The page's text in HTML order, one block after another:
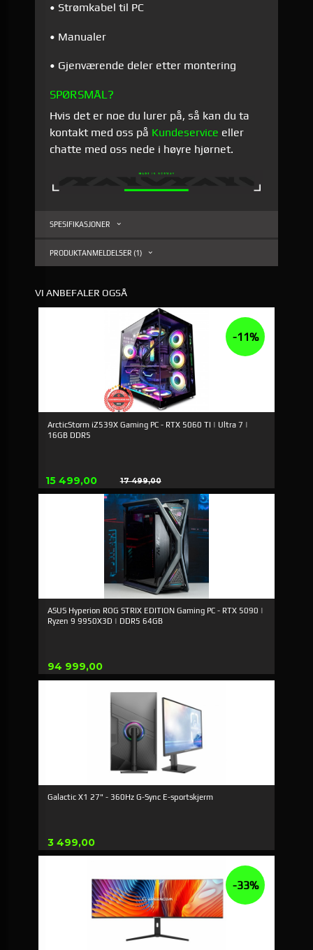
• Strømkabel til PC
• Manualer
• Gjenværende deler etter montering
SPØRSMÅL?
Hvis det er noe du lurer på, så kan du ta
kontakt med oss på Kundeservice eller
chatte med oss nede i høyre hjørnet.
SPESIFIKASJONER
PRODUKTANMELDELSER (1)
VI ANBEFALER OGSÅ
ArcticStorm iZ539X Gaming PC - RTX 5060 TI | Ultra 7 |
16GB DDR5
Tilbud
15 499,00 17 499,00
Rabatt
-11%
ASUS Hyperion ROG STRIX EDITION Gaming PC - RTX 5090 |
Ryzen 9 9950X3D | DDR5 64GB
Pris
94 999,00
Galactic X1 27" - 360Hz G-Sync E-sportskjerm
Pris
3 499,00
-33%